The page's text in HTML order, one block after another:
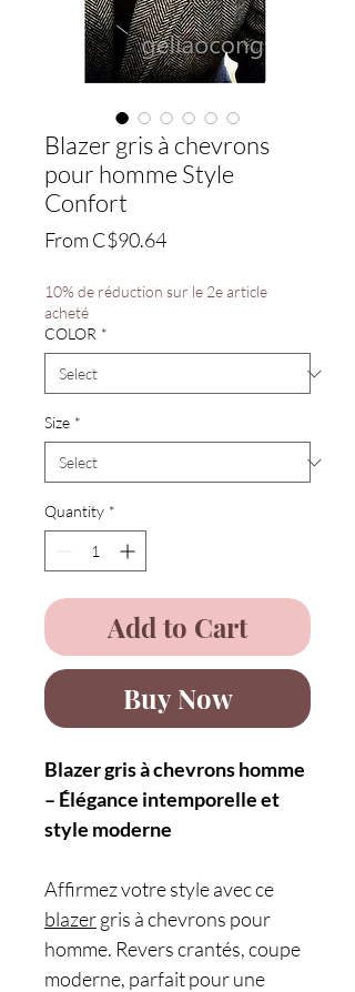
Blazer gris à chevrons
pour homme Style
Confort
FromC$90.64Sale
10% de réduction sur le 2e article
acheté
COLOR *
Size *
Quantity *
Add to Cart
Buy Now
Blazer gris à chevrons homme
– Élégance intemporelle et
style moderne
Affirmez votre style avec ce
blazergris à chevrons pour
homme. Revers crantés, coupe
moderne, parfait pour une